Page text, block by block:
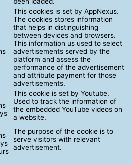
This cookies is set by AppNexus.
The cookies stores information
that helps in distinguishing
between devices and browsers.
This information us used to select
advertisements served by the
platform and assess the
performance of the advertisement
and attribute payment for those
advertisements.
This cookie is set by Youtube.
Used to track the information of
the embedded YouTube videos on
a website.
The purpose of the cookie is to
serve visitors with relevant
advertisement.